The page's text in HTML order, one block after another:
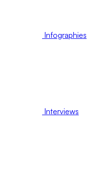
Infographies
Interviews